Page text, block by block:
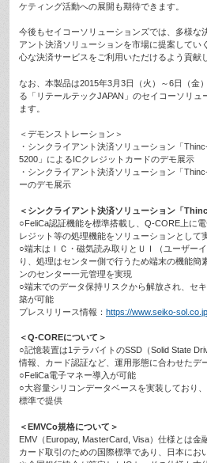
ケティング活動への展開も期待できます。
今後もセイコーソリューションズでは、多様な
アント決済ソリューションを市場に提案してい
心な決済サービスをご利用いただけるよう貢献
なお、本製品は2015年3月3日（火）～6日（金
る「リテールテックJAPAN」のセイコーソリュ
ます。
＜デモンストレーション＞
・シンクライアント決済ソリューション「
5200」によるICクレジットカードのデモ展示
・シンクライアント決済ソリューション「
ーのデモ展示
＜シンクライアント決済ソリューション「
○FeliCa認証機能を標準搭載し、Q-CORE上に
レジット等の処理機能をソリューションとして
○端末はＩＣ・磁気読み取りとＵＩ（ユーザー
り、処理はセンター側で行うため端末の機能簡
ンのセンター一元管理を実現
○端末でのデータ保持リスクから解放され、セ
築が可能
プレスリリース情報： https://www.seiko-
＜Q-COREについて＞
○記憶装置は1テラバイトのSSD（Solid State
情報、カード認証など、運用形態に合わせたデ
○FeliCa電子マネー導入が可能
○大容量シリコンデータベースを実装しており
標準で提供
＜EMVCo規格について＞
EMV（Europay, MasterCard, Visa）仕様とは金
カード取引のための国際標準であり、日本にお